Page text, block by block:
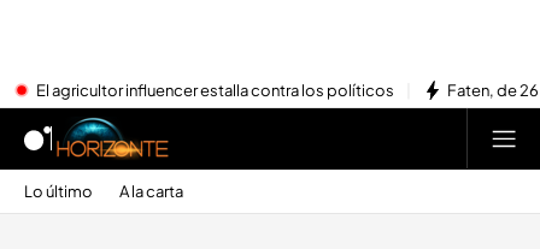
El agricultor influencer estalla contra los políticos Faten, de
Lo último A la carta